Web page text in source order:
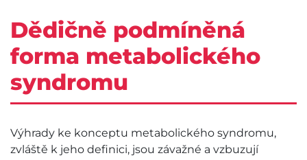
Dědičně podmíněná
forma metabolického
syndromu
Výhrady ke konceptu metabolického syndromu,
zvláště k jeho definici, jsou závažné a vzbuzují